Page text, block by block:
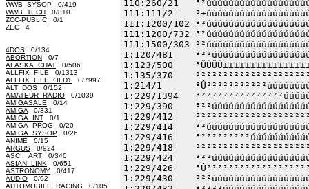
WWB_SYSOP 0/419
WWB_TECH 0/810
ZCC-PUBLIC 0/1
ZEC 4
4DOS 0/134
ABORTION 0/7
ALASKA_CHAT 0/506
ALLFIX_FILE 0/1313
ALLFIX_FILE_OLD1
0/7997
ALT_DOS 0/152
AMATEUR_RADIO 0/1039
AMIGASALE 0/14
AMIGA 0/331
AMIGA_INT 0/1
AMIGA_PROG 0/20
AMIGA_SYSOP 0/26
ANIME 0/15
ARGUS 0/924
ASCII_ART 0/340
ASIAN_LINK 0/651
ASTRONOMY 0/417
AUDIO 0/92
AUTOMOBILE_RACING 0/105